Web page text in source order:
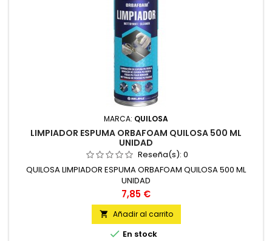
MARCA: QUILOSA
LIMPIADOR ESPUMA ORBAFOAM QUILOSA 500 ML
UNIDAD
Reseña(s): 0
QUILOSA LIMPIADOR ESPUMA ORBAFOAM QUILOSA 500 ML
UNIDAD
Precio
7,85 €
 Añadir al carrito
 En stock